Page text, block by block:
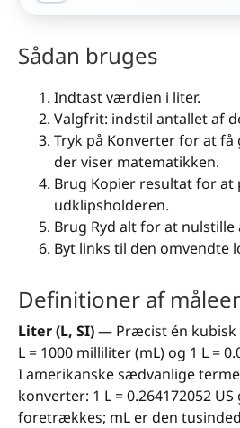
Sådan bruges
Indtast værdien i liter.
Valgfrit: indstil antallet af
Tryk på Konverter for at få
der viser matematikken.
Brug Kopier resultat for at
udklipsholderen.
Brug Ryd alt for at nulstille
Byt links til den omvendte
Definitioner af
Liter (L, SI)— Præcist én kubisk
L = 1000 milliliter (mL) og 1 L =
I amerikanske sædvanlige
konverter: 1 L = 0.264172052
foretrækkes; mL er den